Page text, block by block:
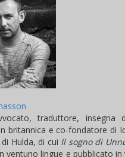
traduttore, insegna
britannica e co-fondatore di
Hulda, di cui Il sogno di
ventuno lingue e pubblicato